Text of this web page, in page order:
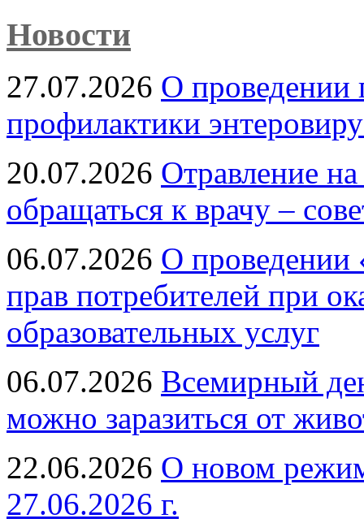
Новости
27.07.2026 О проведении
профилактики
20.07.2026 Отравление
обращаться к врачу –
06.07.2026 О проведении
прав потребителей при
образовательных услуг
06.07.2026 Всемирный
можно заразиться от
22.06.2026 О новом
27.06.2026 г.